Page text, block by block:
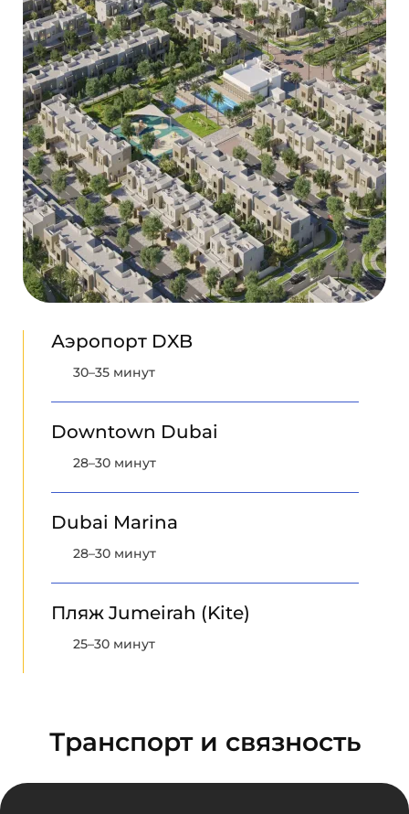
Аэропорт DXB
30–35 минут
Downtown Dubai
28–30 минут
Dubai Marina
28–30 минут
Пляж Jumeirah (Kite)
25–30 минут
Транспорт и связность